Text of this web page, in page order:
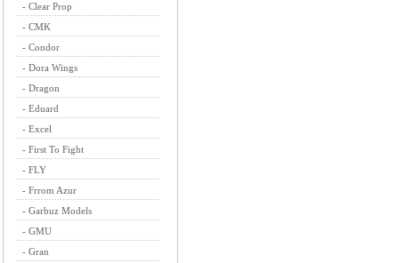
- Clear Prop
- CMK
- Condor
- Dora Wings
- Dragon
- Eduard
- Excel
- First To Fight
- FLY
- Frrom Azur
- Garbuz Models
- GMU
- Gran